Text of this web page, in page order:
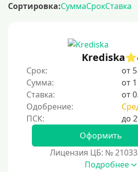
Сортировка:СуммаСрокСтавка
Krediska
Срок:
от
Сумма:
от
Ставка:
от
Одобрение:
Оформить
Лицензия ЦБ: №
Подробнее